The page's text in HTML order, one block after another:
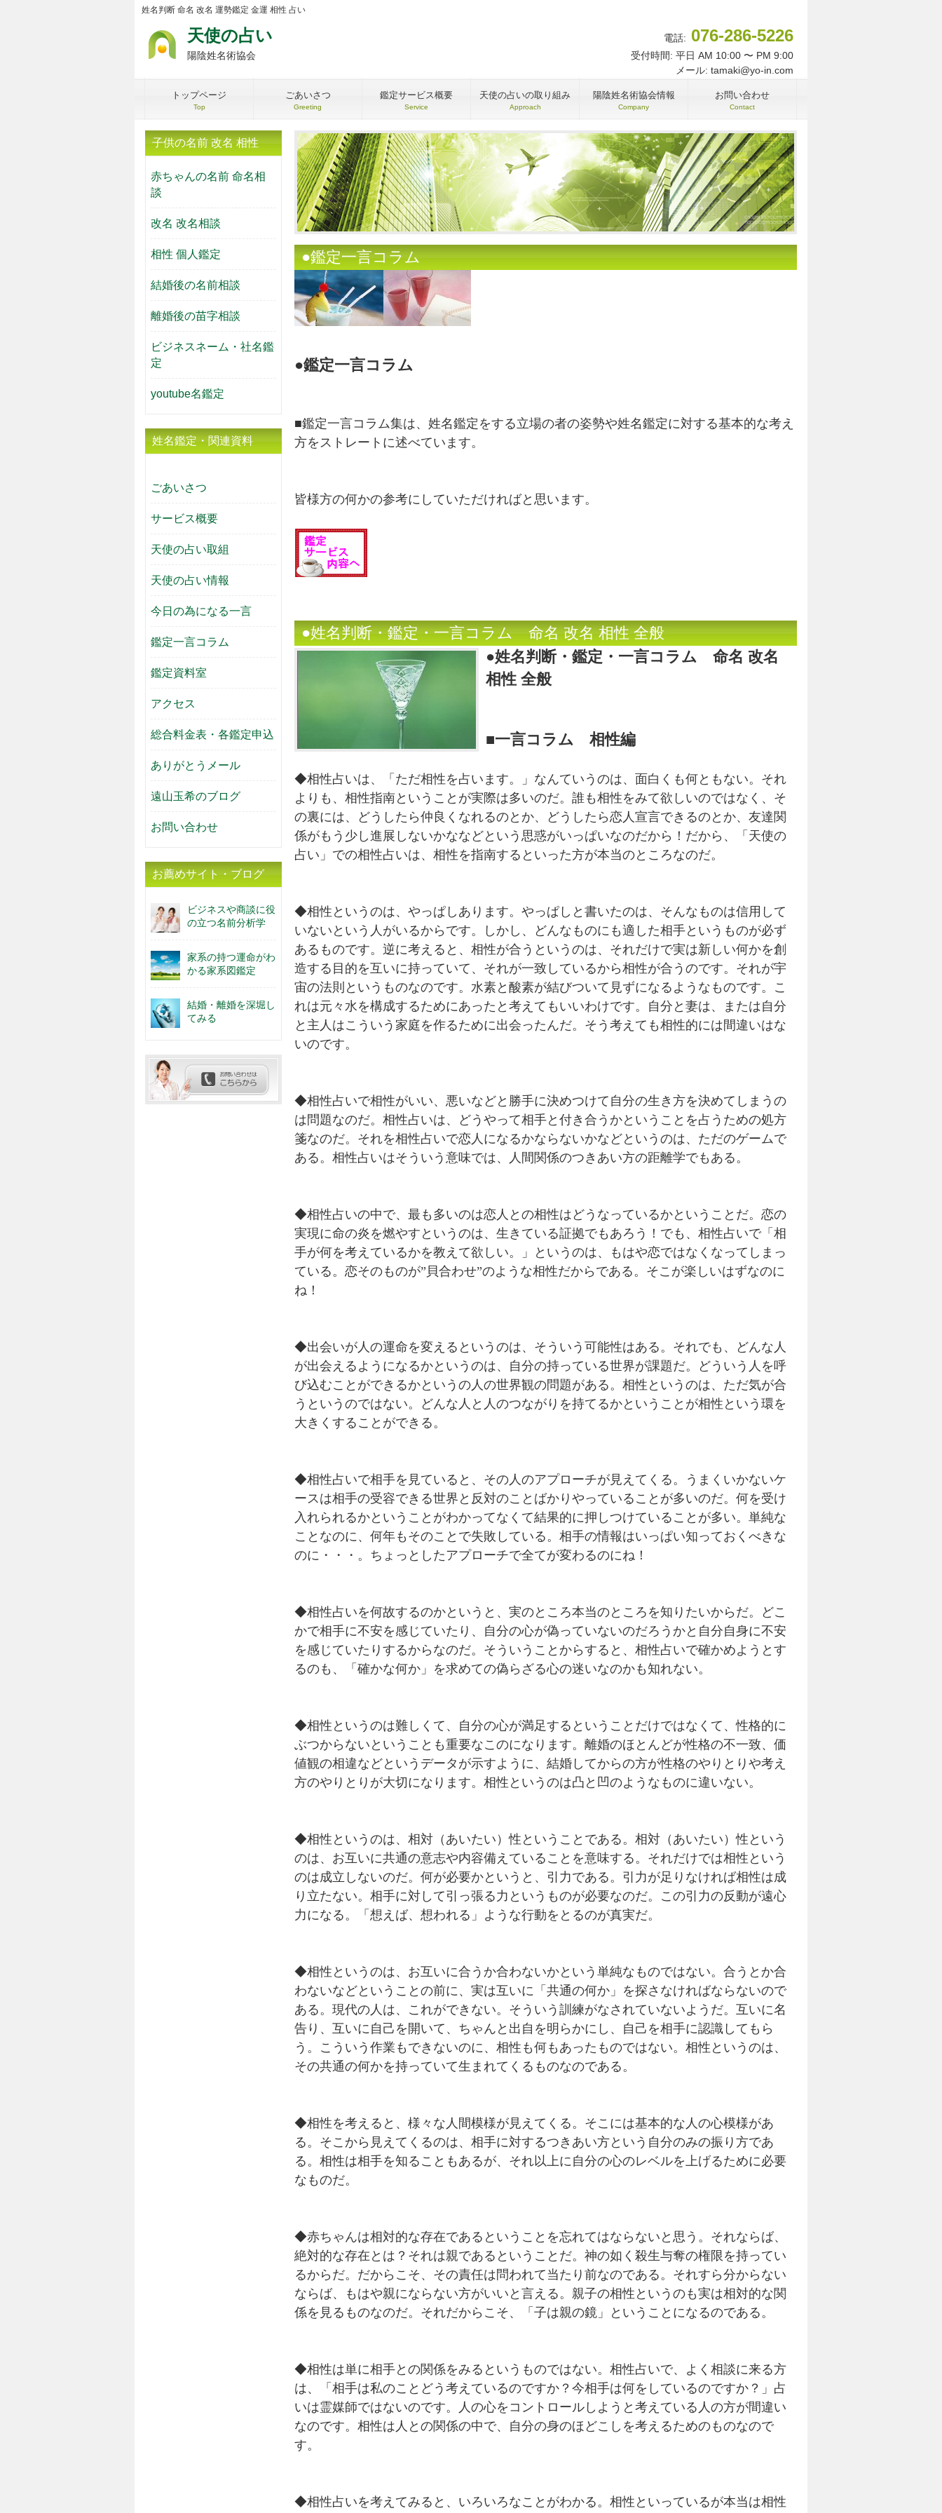
姓名判断 命名 改名 運勢鑑定 金運 相性 占い
天使の占い
陽陰姓名術協会
電話: 076-286-5226
受付時間: 平日 AM 10:00 〜 PM 9:00
メール: tamaki@yo-in.com
トップページ
Top
ごあいさつ
Greeting
鑑定サービス概要
Service
天使の占いの取り組み
Approach
陽陰姓名術協会情報
Company
お問い合わせ
Contact
●鑑定一言コラム
●鑑定一言コラム
■鑑定一言コラム集は、姓名鑑定をする立場の者の姿勢や姓名鑑定に対する基本的な考え
方をストレートに述べています。
皆様方の何かの参考にしていただければと思います。
●姓名判断・鑑定・一言コラム 命名 改名 相性 全般
●姓名判断・鑑定・一言コラム 命名 改名
相性 全般
■一言コラム 相性編
◆相性占いは、「ただ相性を占います。」なんていうのは、面白くも何ともない。それ
よりも、相性指南ということが実際は多いのだ。誰も相性をみて欲しいのではなく、そ
の裏には、どうしたら仲良くなれるのとか、どうしたら恋人宣言できるのとか、友達関
係がもう少し進展しないかななどという思惑がいっぱいなのだから！だから、「天使の
占い」での相性占いは、相性を指南するといった方が本当のところなのだ。
◆相性というのは、やっぱしあります。やっぱしと書いたのは、そんなものは信用して
いないという人がいるからです。しかし、どんなものにも適した相手というものが必ず
あるものです。逆に考えると、相性が合うというのは、それだけで実は新しい何かを創
造する目的を互いに持っていて、それが一致しているから相性が合うのです。それが宇
宙の法則というものなのです。水素と酸素が結びついて見ずになるようなものです。こ
れは元々水を構成するためにあったと考えてもいいわけです。自分と妻は、または自分
と主人はこういう家庭を作るために出会ったんだ。そう考えても相性的には間違いはな
いのです。
◆相性占いで相性がいい、悪いなどと勝手に決めつけて自分の生き方を決めてしまうの
は問題なのだ。相性占いは、どうやって相手と付き合うかということを占うための処方
箋なのだ。それを相性占いで恋人になるかならないかなどというのは、ただのゲームで
ある。相性占いはそういう意味では、人間関係のつきあい方の距離学でもある。
◆相性占いの中で、最も多いのは恋人との相性はどうなっているかということだ。恋の
実現に命の炎を燃やすというのは、生きている証拠でもあろう！でも、相性占いで「相
手が何を考えているかを教えて欲しい。」というのは、もはや恋ではなくなってしまっ
ている。恋そのものが”貝合わせ”のような相性だからである。そこが楽しいはずなのに
ね！
◆出会いが人の運命を変えるというのは、そういう可能性はある。それでも、どんな人
が出会えるようになるかというのは、自分の持っている世界が課題だ。どういう人を呼
び込むことができるかというの人の世界観の問題がある。相性というのは、ただ気が合
うというのではない。どんな人と人のつながりを持てるかということが相性という環を
大きくすることができる。
◆相性占いで相手を見ていると、その人のアプローチが見えてくる。うまくいかないケ
ースは相手の受容できる世界と反対のことばかりやっていることが多いのだ。何を受け
入れられるかということがわかってなくて結果的に押しつけていることが多い。単純な
ことなのに、何年もそのことで失敗している。相手の情報はいっぱい知っておくべきな
のに・・・。ちょっとしたアプローチで全てが変わるのにね！
◆相性占いを何故するのかというと、実のところ本当のところを知りたいからだ。どこ
かで相手に不安を感じていたり、自分の心が偽っていないのだろうかと自分自身に不安
を感じていたりするからなのだ。そういうことからすると、相性占いで確かめようとす
るのも、「確かな何か」を求めての偽らざる心の迷いなのかも知れない。
◆相性というのは難しくて、自分の心が満足するということだけではなくて、性格的に
ぶつからないということも重要なこのになります。離婚のほとんどが性格の不一致、価
値観の相違などというデータが示すように、結婚してからの方が性格のやりとりや考え
方のやりとりが大切になります。相性というのは凸と凹のようなものに違いない。
◆相性というのは、相対（あいたい）性ということである。相対（あいたい）性という
のは、お互いに共通の意志や内容備えていることを意味する。それだけでは相性という
のは成立しないのだ。何が必要かというと、引力である。引力が足りなければ相性は成
り立たない。相手に対して引っ張る力というものが必要なのだ。この引力の反動が遠心
力になる。「想えば、想われる」ような行動をとるのが真実だ。
◆相性というのは、お互いに合うか合わないかという単純なものではない。合うとか合
わないなどということの前に、実は互いに「共通の何か」を探さなければならないので
ある。現代の人は、これができない。そういう訓練がなされていないようだ。互いに名
告り、互いに自己を開いて、ちゃんと出自を明らかにし、自己を相手に認識してもら
う。こういう作業もできないのに、相性も何もあったものではない。相性というのは、
その共通の何かを持っていて生まれてくるものなのである。
◆相性を考えると、様々な人間模様が見えてくる。そこには基本的な人の心模様があ
る。そこから見えてくるのは、相手に対するつきあい方という自分のみの振り方であ
る。相性は相手を知ることもあるが、それ以上に自分の心のレベルを上げるために必要
なものだ。
◆赤ちゃんは相対的な存在であるということを忘れてはならないと思う。それならば、
絶対的な存在とは？それは親であるということだ。神の如く殺生与奪の権限を持ってい
るからだ。だからこそ、その責任は問われて当たり前なのである。それすら分からない
ならば、もはや親にならない方がいいと言える。親子の相性というのも実は相対的な関
係を見るものなのだ。それだからこそ、「子は親の鏡」ということになるのである。
◆相性は単に相手との関係をみるというものではない。相性占いで、よく相談に来る方
は、「相手は私のことどう考えているのですか？今相手は何をしているのですか？」占
いは霊媒師ではないのです。人の心をコントロールしようと考えている人の方が間違い
なのです。相性は人との関係の中で、自分の身のほどこしを考えるためのものなので
す。
◆相性占いを考えてみると、いろいろなことがわかる。相性といっているが本当は相性
子供の名前 改名 相性
赤ちゃんの名前 命名相
談
改名 改名相談
相性 個人鑑定
結婚後の名前相談
離婚後の苗字相談
ビジネスネーム・社名鑑
定
youtube名鑑定
姓名鑑定・関連資料
ごあいさつ
サービス概要
天使の占い取組
天使の占い情報
今日の為になる一言
鑑定一言コラム
鑑定資料室
アクセス
総合料金表・各鑑定申込
ありがとうメール
遠山玉希のブログ
お問い合わせ
お薦めサイト・ブログ
ビジネスや商談に役
の立つ名前分析学
家系の持つ運命がわ
かる家系図鑑定
結婚・離婚を深堀し
てみる